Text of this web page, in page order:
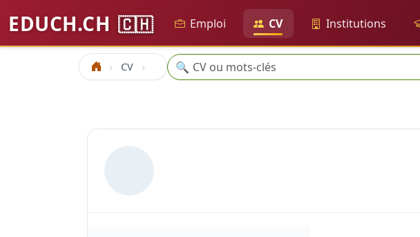
EDUCH.CH 🇨🇭 Emploi CV Institutions
Accueil CV Recherche
🔍